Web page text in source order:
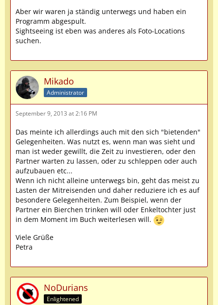
Aber wir waren ja ständig unterwegs und haben ein
Programm abgespult.
Sightseeing ist eben was anderes als Foto-Locations
suchen.
Mikado
Administrator
September 9, 2013 at 2:16 PM
Das meinte ich allerdings auch mit den sich "bietenden"
Gelegenheiten. Was nutzt es, wenn man was sieht und
man ist weder gewillt, die Zeit zu investieren, oder den
Partner warten zu lassen, oder zu schleppen oder auch
aufzubauen etc...
Wenn ich nicht alleine unterwegs bin, geht das meist zu
Lasten der Mitreisenden und daher reduziere ich es auf
besondere Gelegenheiten. Zum Beispiel, wenn der
Partner ein Bierchen trinken will oder Enkeltochter just
in dem Moment im Buch weiterlesen will.
Viele Grüße
Petra
NoDurians
Enlightened